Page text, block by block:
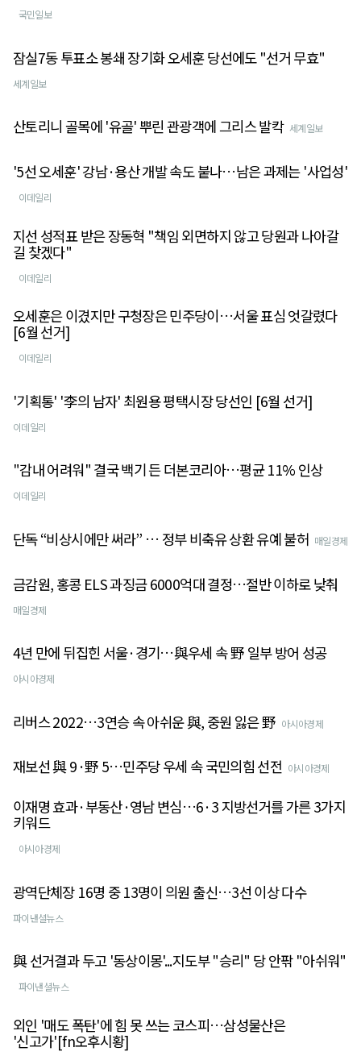
국민일보
잠실7동 투표소 봉쇄 장기화 오세훈 당선에도 "선거 무효"
세계일보
산토리니 골목에 '유골' 뿌린 관광객에 그리스 발칵 세계일보
'5선 오세훈' 강남·용산 개발 속도 붙나…남은 과제는 '사업성'
이데일리
지선 성적표 받은 장동혁 "책임 외면하지 않고 당원과 나아갈
길 찾겠다"
이데일리
오세훈은 이겼지만 구청장은 민주당이…서울 표심 엇갈렸다
[6월 선거]
이데일리
'기획통' '李의 남자' 최원용 평택시장 당선인 [6월 선거]
이데일리
"감내 어려워" 결국 백기 든 더본코리아…평균 11% 인상
이데일리
단독 “비상시에만 써라” … 정부 비축유 상환 유예 불허 매일경제
금감원, 홍콩 ELS 과징금 6000억대 결정…절반 이하로 낮춰
매일경제
4년 만에 뒤집힌 서울·경기…與우세 속 野 일부 방어 성공
아시아경제
리버스 2022…3연승 속 아쉬운 與, 중원 잃은 野 아시아경제
재보선 與 9·野 5…민주당 우세 속 국민의힘 선전 아시아경제
이재명 효과·부동산·영남 변심…6·3 지방선거를 가른 3가지
키워드
아시아경제
광역단체장 16명 중 13명이 의원 출신…3선 이상 다수
파이낸셜뉴스
與 선거결과 두고 '동상이몽'...지도부 "승리" 당 안팎 "아쉬워"
파이낸셜뉴스
외인 '매도 폭탄'에 힘 못 쓰는 코스피…삼성물산은
'신고가'[fn오후시황]